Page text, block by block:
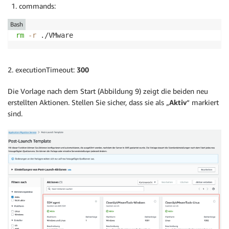
commands:
rm -r ./VMware
Bash
2. executionTimeout: 300
Die Vorlage nach dem Start (Abbildung 9) zeigt die beiden neu
erstellten Aktionen. Stellen Sie sicher, dass sie als „Aktiv“ markiert
sind.